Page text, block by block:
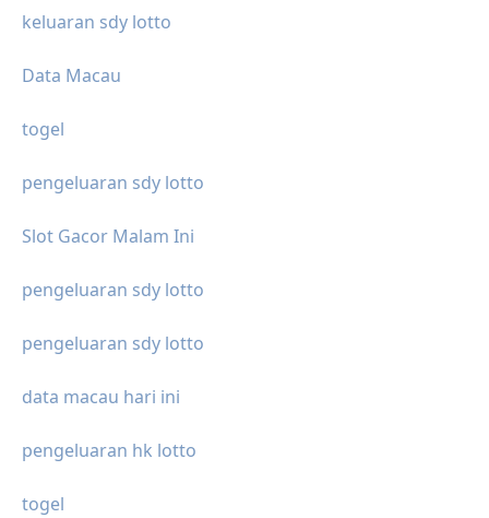
keluaran sdy lotto
Data Macau
togel
pengeluaran sdy lotto
Slot Gacor Malam Ini
pengeluaran sdy lotto
pengeluaran sdy lotto
data macau hari ini
pengeluaran hk lotto
togel